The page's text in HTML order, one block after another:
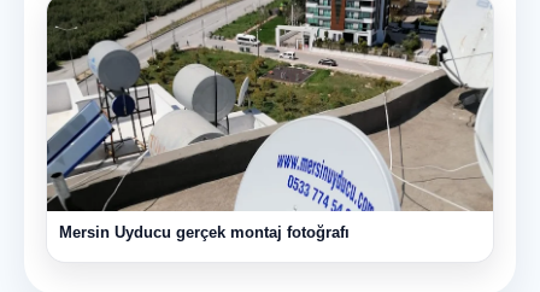
Mersin Uyducu gerçek montaj fotoğrafı